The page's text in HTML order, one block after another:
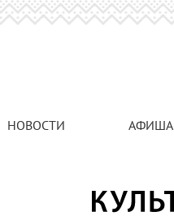
НОВОСТИ АФИША